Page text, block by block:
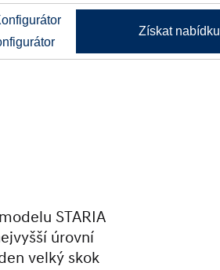
Získat nabídku
STARIA
úrovní
velký skok